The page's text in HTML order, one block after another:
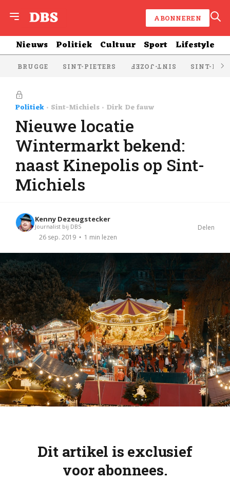
ABONNEREN
Nieuws Politiek Cultuur Sport Lifestyle
BRUGGE SINT-PIETERS SINT-JOZEF SINT-
Politiek Sint-Michiels Dirk De fauw
Nieuwe locatie
Wintermarkt bekend:
naast Kinepolis op Sint-
Michiels
Kenny Dezeugstecker
Journalist bij DBS
26 sep. 2019 1 min lezen
Delen
Dit artikel is exclusief
voor abonnees.